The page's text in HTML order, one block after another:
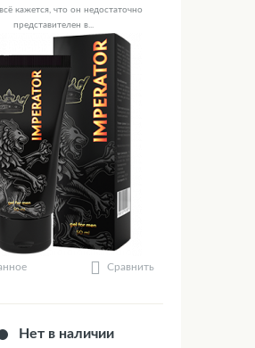
кажется, что он недостаточно
представителен в...
Сравнить
Нет в наличии